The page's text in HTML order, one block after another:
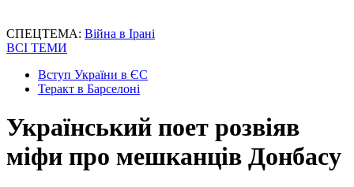
СПЕЦТЕМА: Війна в Ірані
ВСІ ТЕМИ
Вступ України в ЄС
Теракт в Барселоні
Український поет розвіяв
міфи про мешканців Донбасу